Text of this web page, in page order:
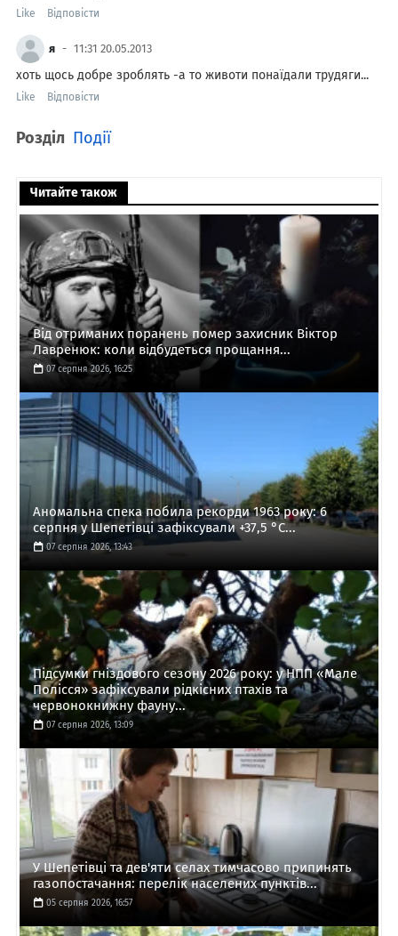
Like Відповісти
я 11:31 20.05.2013
хоть щось добре зроблять -а то животи понаїдали трудяги...
Like Відповісти
Розділ Події
Читайте також
Від отриманих поранень помер захисник Віктор
Лавренюк: коли відбудеться прощання...
07 серпня 2026, 16:25
Аномальна спека побила рекорди 1963 року: 6
серпня у Шепетівці зафіксували +37,5 °C...
07 серпня 2026, 13:43
Підсумки гніздового сезону 2026 року: у НПП «Мале
Полісся» зафіксували рідкісних птахів та
червонокнижну фауну...
07 серпня 2026, 13:09
У Шепетівці та дев'яти селах тимчасово припинять
газопостачання: перелік населених пунктів...
05 серпня 2026, 16:57